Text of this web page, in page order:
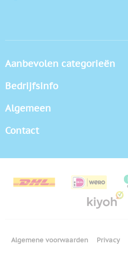
Aanbevolen categorieën
Bedrijfsinfo
Algemeen
Contact
Algemene voorwaarden Privacy